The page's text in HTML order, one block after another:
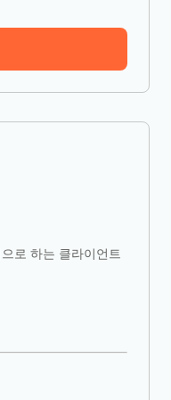
로 하는 클라이언트